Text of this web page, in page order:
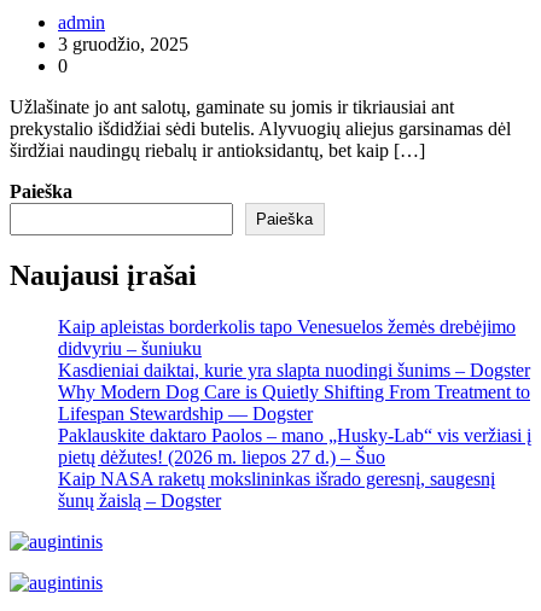
admin
3 gruodžio, 2025
0
Užlašinate jo ant salotų, gaminate su jomis ir tikriausiai ant
prekystalio išdidžiai sėdi butelis. Alyvuogių aliejus garsinamas dėl
širdžiai naudingų riebalų ir antioksidantų, bet kaip […]
Paieška
Paieška
Naujausi įrašai
Kaip apleistas borderkolis tapo Venesuelos žemės drebėjimo
didvyriu – šuniuku
Kasdieniai daiktai, kurie yra slapta nuodingi šunims – Dogster
Why Modern Dog Care is Quietly Shifting From Treatment to
Lifespan Stewardship — Dogster
Paklauskite daktaro Paolos – mano „Husky-Lab“ vis veržiasi į
pietų dėžutes! (2026 m. liepos 27 d.) – Šuo
Kaip NASA raketų mokslininkas išrado geresnį, saugesnį
šunų žaislą – Dogster